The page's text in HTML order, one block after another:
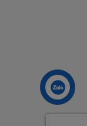
Liên hệ